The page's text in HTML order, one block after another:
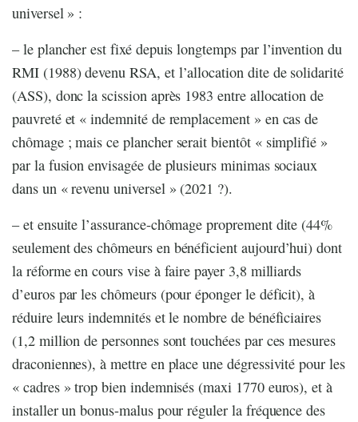
universel » :
– le plancher est fixé depuis longtemps par l’invention du
RMI (1988) devenu RSA, et l’allocation dite de solidarité
(ASS), donc la scission après 1983 entre allocation de
pauvreté et « indemnité de remplacement » en cas de
chômage ; mais ce plancher serait bientôt « simplifié »
par la fusion envisagée de plusieurs minimas sociaux
dans un « revenu universel » (2021 ?).
– et ensuite l’assurance-chômage proprement dite (44%
seulement des chômeurs en bénéficient aujourd’hui) dont
la réforme en cours vise à faire payer 3,8 milliards
d’euros par les chômeurs (pour éponger le déficit), à
réduire leurs indemnités et le nombre de bénéficiaires
(1,2 million de personnes sont touchées par ces mesures
draconiennes), à mettre en place une dégressivité pour les
« cadres » trop bien indemnisés (maxi 1770 euros), et à
installer un bonus-malus pour réguler la fréquence des